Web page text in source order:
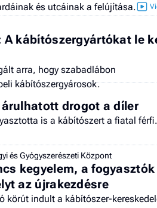
és utcáinak a felújítása.
A kábítószergyártókat le
arra, hogy szabadlábon
kábítószergyárosok.
árulhatott drogot a díler
is a kábítószert a fiatal férfi.
és Gyógyszerészeti Központ
kegyelem, a fogyasztók
az újrakezdésre
körút indult a kábítószer-